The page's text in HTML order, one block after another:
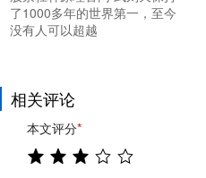
了1000多年的世界第一，至今
没有人可以超越
相关评论
本文评分*